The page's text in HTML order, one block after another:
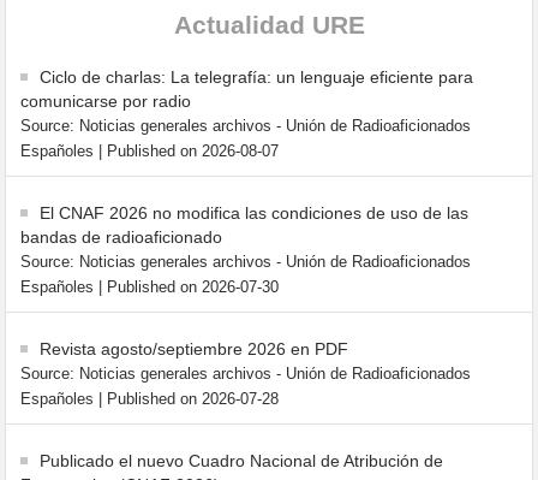
Actualidad URE
Ciclo de charlas: La telegrafía: un lenguaje eficiente para
comunicarse por radio
Source: Noticias generales archivos - Unión de Radioaficionados
Españoles
Published on 2026-08-07
El CNAF 2026 no modifica las condiciones de uso de las
bandas de radioaficionado
Source: Noticias generales archivos - Unión de Radioaficionados
Españoles
Published on 2026-07-30
Revista agosto/septiembre 2026 en PDF
Source: Noticias generales archivos - Unión de Radioaficionados
Españoles
Published on 2026-07-28
Publicado el nuevo Cuadro Nacional de Atribución de